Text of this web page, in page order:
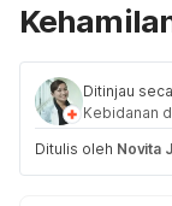
Ditinjau
Kebidanan
Ditulis oleh Novita